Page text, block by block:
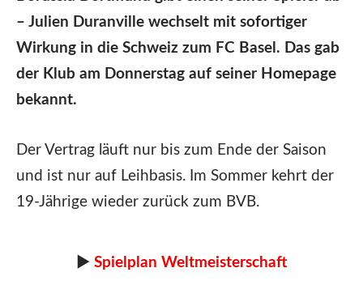
– Julien Duranville wechselt mit sofortiger
Wirkung in die Schweiz zum FC Basel. Das gab
der Klub am Donnerstag auf seiner Homepage
bekannt.
Der Vertrag läuft nur bis zum Ende der Saison
und ist nur auf Leihbasis. Im Sommer kehrt der
19-Jährige wieder zurück zum BVB.
► Spielplan Weltmeisterschaft